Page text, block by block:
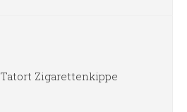
Tatort Zigarettenkippe